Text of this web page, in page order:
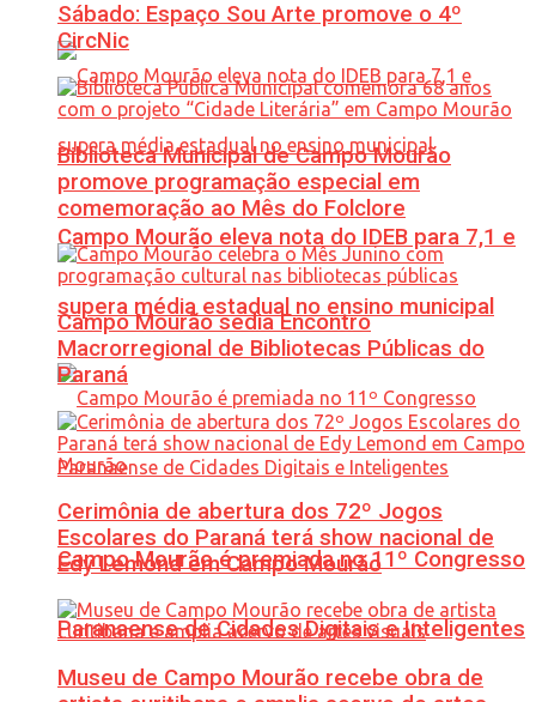
Campo Mourão eleva nota do IDEB para 7,1 e
supera média estadual no ensino municipal
Campo Mourão é premiada no 11º Congresso
Paranaense de Cidades Digitais e Inteligentes
Sábado: Espaço Sou Arte promove o 4º
CircNic
Biblioteca Municipal de Campo Mourão
promove programação especial em
comemoração ao Mês do Folclore
Campo Mourão sedia Encontro
Macrorregional de Bibliotecas Públicas do
Paraná
Cerimônia de abertura dos 72º Jogos
Escolares do Paraná terá show nacional de
Edy Lemond em Campo Mourão
Museu de Campo Mourão recebe obra de